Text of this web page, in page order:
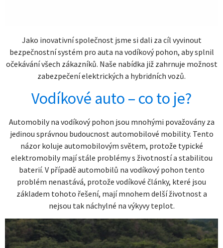
Jako inovativní společnost jsme si dali za cíl vyvinout
bezpečnostní systém pro auta na vodíkový pohon, aby splnil
očekávání všech zákazníků. Naše nabídka již zahrnuje možnost
zabezpečení elektrických a hybridních vozů.
Vodíkové auto – co to je?
Automobily na vodíkový pohon jsou mnohými považovány za
jedinou správnou budoucnost automobilové mobility. Tento
názor koluje automobilovým světem, protože typické
elektromobily mají stále problémy s životností a stabilitou
baterií. V případě automobilů na vodíkový pohon tento
problém nenastává, protože vodíkové články, které jsou
základem tohoto řešení, mají mnohem delší životnost a
nejsou tak náchylné na výkyvy teplot.